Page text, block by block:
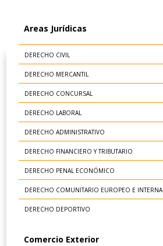
Areas Jurídicas
DERECHO CIVIL
DERECHO MERCANTIL
DERECHO CONCURSAL
DERECHO LABORAL
DERECHO ADMINISTRATIVO
DERECHO FINANCIERO Y TRIBUTARIO
DERECHO PENAL ECONÓMICO
DERECHO COMUNITARIO EUROPEO E
DERECHO DEPORTIVO
Comercio Exterior